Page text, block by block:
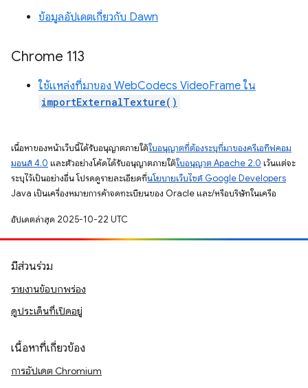
ข้อมูลอัปเดตเกี่ยวกับ Dawn
Chrome 113
ใช้แหล่งที่มาของ WebCodecs VideoFrame ใน
importExternalTexture()
เนื้อหาของหน้าเว็บนี้ได้รับอนุญาตภายใต้ใบอนุญาตที่ต้องระบุที่มาของครีเอทีฟคอม
มอนส์ 4.0 และตัวอย่างโค้ดได้รับอนุญาตภายใต้ใบอนุญาต Apache 2.0 เว้นแต่จะ
ระบุไว้เป็นอย่างอื่น โปรดดูรายละเอียดที่นโยบายเว็บไซต์ Google Developers
Java เป็นเครื่องหมายการค้าจดทะเบียนของ Oracle และ/หรือบริษัทในเครือ
อัปเดตล่าสุด 2025-10-22 UTC
มีส่วนร่วม
รายงานข้อบกพร่อง
ดูประเด็นที่เปิดอยู่
เนื้อหาที่เกี่ยวข้อง
การอัปเดต Chromium